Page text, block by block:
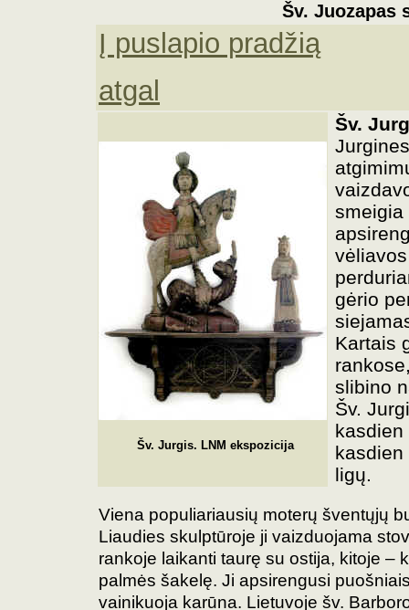
Šv. Juozapas
Į puslapio pradžią
atgal
Šv. Jurgis. LNM ekspozicija
Šv.
gėrio
Kartais
slibino
Šv.
ligų.
Viena populiariausių moterų šventųjų
Liaudies skulptūroje ji vaizduojama
rankoje laikanti taurę su ostija, kitoje –
palmės šakelę. Ji apsirengusi
vainikuoja karūna. Lietuvoje šv.